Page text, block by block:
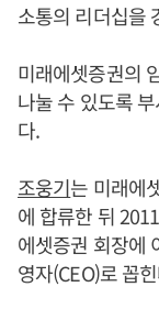
소통의 리더십을
미래에셋증권의
나눌 수 있도록
다.
조웅기는 미래에
에 합류한 뒤
에셋증권 회장에
영자(CEO)로 꼽